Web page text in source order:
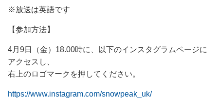
※放送は英語です
【参加方法】
4月9日（金）18.00時に、以下のインスタグラムページに
アクセスし、
右上のロゴマークを押してください。
https://www.instagram.com/snowpeak_uk/